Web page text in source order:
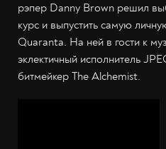
рэпер Danny Brown решил
курс и выпустить самую
Quaranta. На ней в гости к
эклектичный исполнитель
битмейкер The Alchemist.